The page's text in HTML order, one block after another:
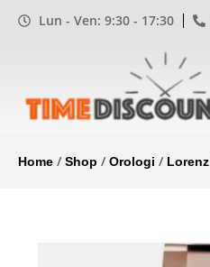
Lun - Ven: 9:30 - 17:30
Home /Shop /Orologi / Lorenz